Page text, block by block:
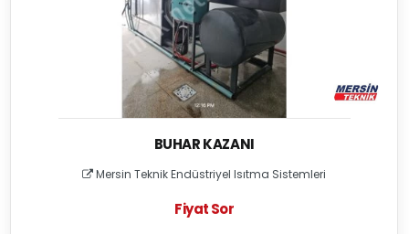
BUHAR KAZANI
Mersin Teknik Endüstriyel Isıtma Sistemleri
Fiyat Sor